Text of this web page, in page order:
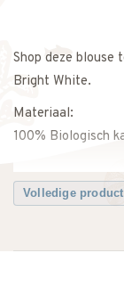
Shop deze blouse
Bright White.
Materiaal:
100% Biologisch
Volledige